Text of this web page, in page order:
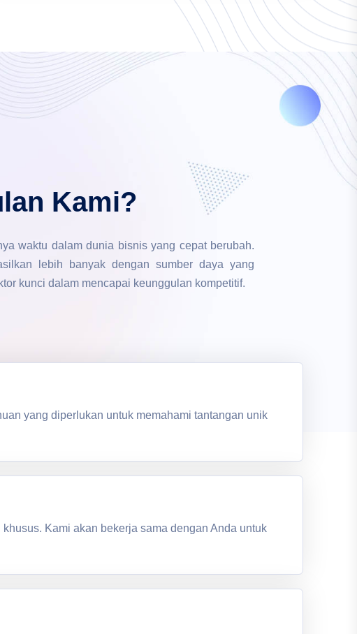
Kami?
waktu dalam dunia bisnis yang cepat berubah.
lebih banyak dengan sumber daya yang
kunci dalam mencapai keunggulan kompetitif.
yang diperlukan untuk memahami tantangan unik
Kami akan bekerja sama dengan Anda untuk